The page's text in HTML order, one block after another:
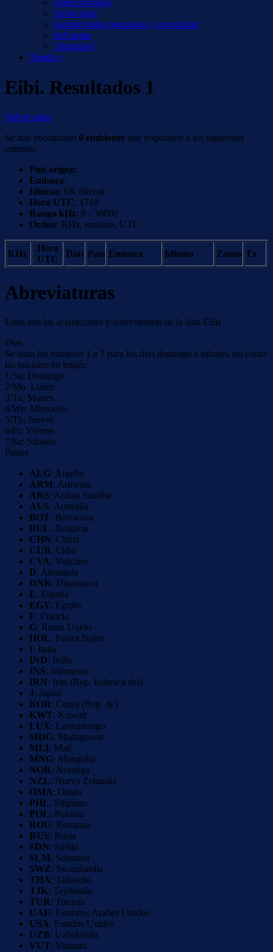
Áreas privadas
Aviso legal
Gestión datos personales y privacidad
miCuenta
¡Síguenos!
Tienda +
Eibi. Resultados 1
Volver atrás
Se han encontrado 0 emisiones que responden a los siguientes
criterios:
País origen:
Emisora:
Idioma: SK Slovak
Hora UTC: 1718
Rango kHz: 0 - 30000
Orden: KHz, emisora, UTC
KHz
Hora
UTC
Días País Emisora Idioma Zonas Tx
Abreviaturas
Estas son las aclaraciones y abreviatruras de la lista EiBi
Días
Se usan los números 1 a 7 para los días domingo a sábado, así como
las iniciales en inglés:
1/Su: Domingo
2/Mo: Lunes
3/Tu: Martes
4/We: Miercoles
5/Th: Jueves
6/Fr: Viernes
7/Sa: Sábado
Países
ALG: Argelia
ARM: Armenia
ARS: Arabia Saudita
AUS: Australia
BOT: Botswana
BUL: Bulgaria
CHN: China
CUB: Cuba
CVA: Vaticano
D: Alemania
DNK: Dinamarca
E: España
EGY: Egipto
F: Francia
G: Reino Unido
HOL: Países Bajos
I: Italia
IND: India
INS: Indonesia
IRN: Irán (Rep. Islámica del)
J: Japón
KOR: Corea (Rep. de)
KWT: Kuwait
LUX: Luxemburgo
MDG: Madagascar
MLI: Malí
MNG: Mongolia
NOR: Noruega
NZL: Nueva Zelandia
OMA: Omán
PHL: Filipinas
POL: Polonia
ROU: Rumania
RUS: Rusia
SDN: Sudán
SLM: Salomón
SWZ: Swazilandia
THA: Tailandia
TJK: Tayikistán
TUR: Turquía
UAE: Emiratos Arabes Unidos
USA: Estados Unidos
UZB: Uzbekistán
VUT: Vanuatu